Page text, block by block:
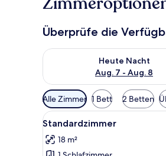
Überprüfe die
Heute Nacht
Aug. 7 - Aug. 8
Überprüfe die Verfügbarkeit
Verfügbare
Filter
für
Zimmer
Alle Zimmer 1 Bett 2 Betten
Alle
Fotos
für
3
Standardzimmer
18 m²